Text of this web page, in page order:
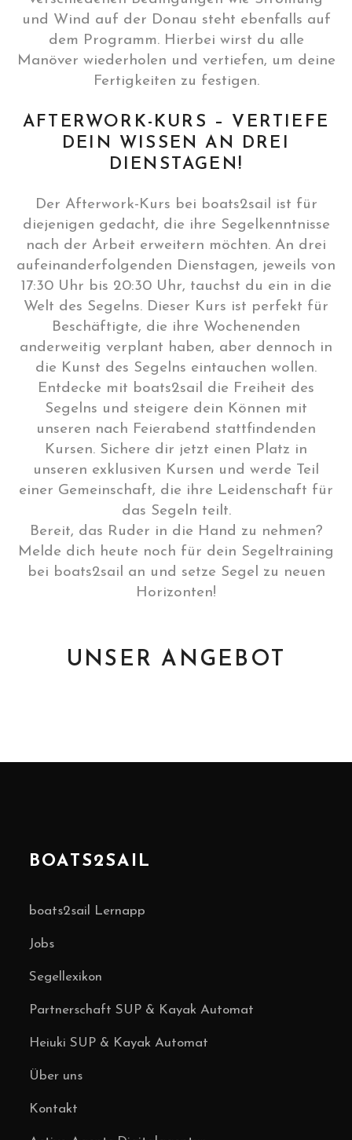
und Wind auf der Donau steht ebenfalls auf
dem Programm. Hierbei wirst du alle
Manöver wiederholen und vertiefen, um deine
Fertigkeiten zu festigen.
AFTERWORK-KURS – VERTIEFE
DEIN WISSEN AN DREI
DIENSTAGEN!
Der Afterwork-Kurs bei boats2sail ist für
diejenigen gedacht, die ihre Segelkenntnisse
nach der Arbeit erweitern möchten. An drei
aufeinanderfolgenden Dienstagen, jeweils von
17:30 Uhr bis 20:30 Uhr, tauchst du ein in die
Welt des Segelns. Dieser Kurs ist perfekt für
Beschäftigte, die ihre Wochenenden
anderweitig verplant haben, aber dennoch in
die Kunst des Segelns eintauchen wollen.
Entdecke mit boats2sail die Freiheit des
Segelns und steigere dein Können mit
unseren nach Feierabend stattfindenden
Kursen. Sichere dir jetzt einen Platz in
unseren exklusiven Kursen und werde Teil
einer Gemeinschaft, die ihre Leidenschaft für
das Segeln teilt.
Bereit, das Ruder in die Hand zu nehmen?
Melde dich heute noch für dein Segeltraining
bei boats2sail an und setze Segel zu neuen
Horizonten!
UNSER ANGEBOT
BOATS2SAIL
boats2sail Lernapp
Jobs
Segellexikon
Partnerschaft SUP & Kayak Automat
Heiuki SUP & Kayak Automat
Über uns
Kontakt